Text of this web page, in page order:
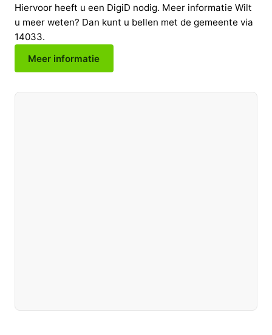
Hiervoor heeft u een DigiD nodig. Meer informatie Wilt
u meer weten? Dan kunt u bellen met de gemeente via
14033.
Meer informatie